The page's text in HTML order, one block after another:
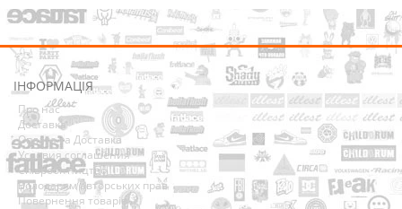
ІНФОРМАЦІЯ
Про нас
Доставка
Оплата та Доставка
Условия соглашения
Співробітництво
Володарям авторських прав
Повернення товарів